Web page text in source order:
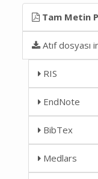
Tam Metin
Atıf dosyası
RIS
EndNote
BibTex
Medlars